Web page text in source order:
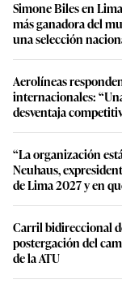
Simone Biles en
más ganadora del
una selección
Aerolíneas
internacionales:
desventaja
“La organización
Neuhaus,
de Lima 2027 y en
Carril bidireccional
postergación del
de la ATU